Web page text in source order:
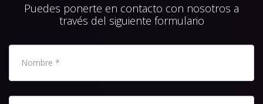
Puedes ponerte en contacto con nosotros a
través del siguiente formulario